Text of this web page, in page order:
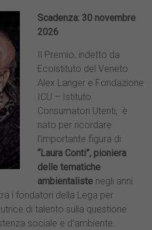
Scadenza: 30 novembre
2026
Il Premio, indetto da
Ecoistituto del Veneto
Alex Langer e Fondazione
ICU – Istituto
Consumatori Utenti, è
nato per ricordare
l’importante figura di
“Laura Conti”, pioniera
delle tematiche
ambientaliste negli anni
i fondatori della Lega per
di talento sulla questione
sociale e d’ambiente.